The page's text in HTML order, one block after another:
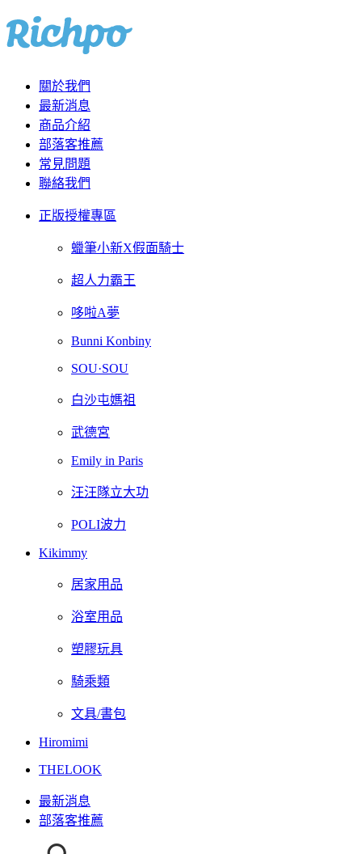
關於我們
最新消息
商品介紹
部落客推薦
常見問題
聯絡我們
正版授權專區
蠟筆小新X假面騎士
超人力霸王
哆啦A夢
Bunni Konbiny
SOU·SOU
白沙屯媽祖
武德宮
Emily in Paris
汪汪隊立大功
POLI波力
Kikimmy
居家用品
浴室用品
塑膠玩具
騎乘類
文具/書包
Hiromimi
THELOOK
最新消息
部落客推薦